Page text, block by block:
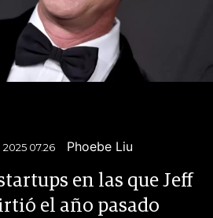
07.26 Phoebe Liu
en las que Jeff
el año pasado